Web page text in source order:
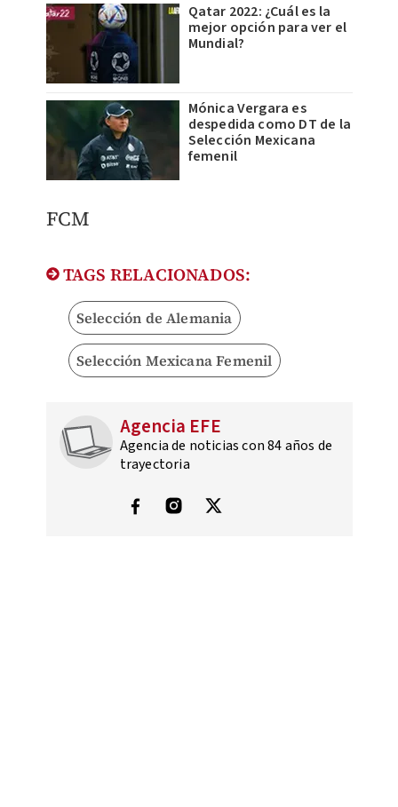
Qatar 2022: ¿Cuál es la
mejor opción para ver el
Mundial?
Mónica Vergara es
despedida como DT de la
Selección Mexicana
femenil
​FCM
TAGS RELACIONADOS:
Selección de Alemania
Selección Mexicana Femenil
Agencia EFE
Agencia de noticias con 84 años de
trayectoria